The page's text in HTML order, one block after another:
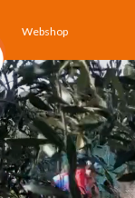
Webshop